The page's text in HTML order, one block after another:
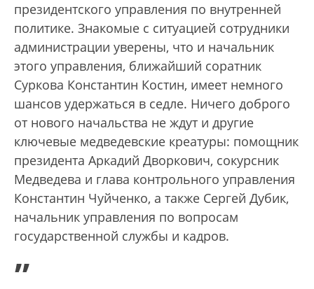
президентского управления по внутренней
политике. Знакомые с ситуацией сотрудники
администрации уверены, что и начальник
этого управления, ближайший соратник
Суркова Константин Костин, имеет немного
шансов удержаться в седле. Ничего доброго
от нового начальства не ждут и другие
ключевые медведевские креатуры: помощник
президента Аркадий Дворкович, сокурсник
Медведева и глава контрольного управления
Константин Чуйченко, а также Сергей Дубик,
начальник управления по вопросам
государственной службы и кадров.
„